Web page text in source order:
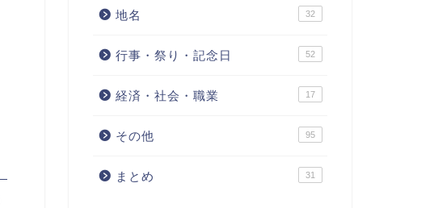
地名 32
行事・祭り・記念日 52
経済・社会・職業 17
その他 95
まとめ 31